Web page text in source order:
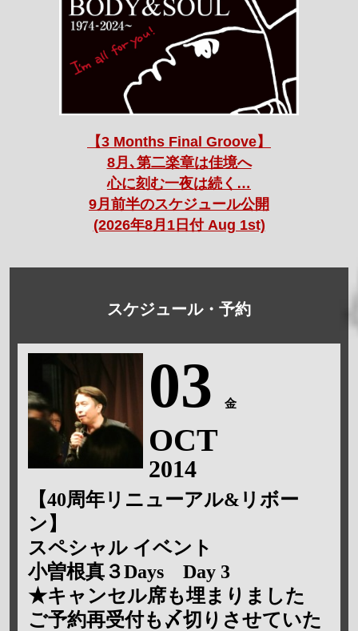
【3 Months Final Groove】
8月､第二楽章は佳境へ
心に刻む一夜は続く…
9月前半のスケジュール公開
(2026年8月1日付 Aug 1st)
スケジュール・予約
03 金
OCT
2014
【40周年リニューアル&リボー
ン】
スペシャル イベント
小曽根真３Days Day 3
★キャンセル席も埋まりました
ご予約再受付も〆切りさせていた